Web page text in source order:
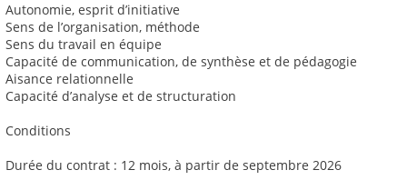
Autonomie, esprit d’initiative
Sens de l’organisation, méthode
Sens du travail en équipe
Capacité de communication, de synthèse et de pédagogie
Aisance relationnelle
Capacité d’analyse et de structuration
Conditions
Durée du contrat : 12 mois, à partir de septembre 2026